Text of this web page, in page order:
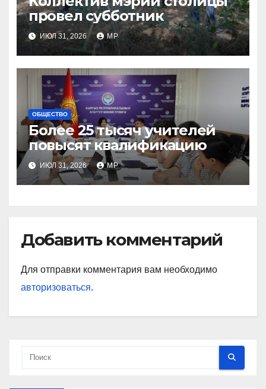
провел субботник
ИЮЛ 31, 2026 MP
ОБЩЕСТВО
Более 25 тысяч учителей
повысят квалификацию
ИЮЛ 31, 2026 MP
Добавить комментарий
Для отправки комментария вам необходимо
авторизоваться.